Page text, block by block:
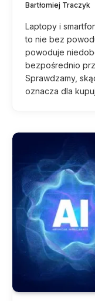
Bartłomiej Traczyk
Laptopy i
to nie bez
powoduje
bezpośrednio
Sprawdzamy,
oznacza dla